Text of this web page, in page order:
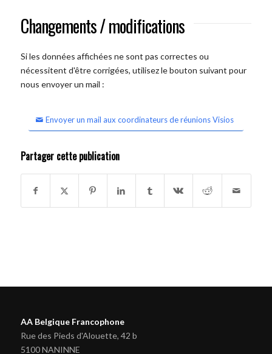
Changements / modifications
Si les données affichées ne sont pas correctes ou
nécessitent d'être corrigées, utilisez le bouton suivant pour
nous envoyer un mail :
Envoyer un mail aux coordinateurs de réunions Visios
Partager cette publication
AA Belgique Francophone
Rue des Pieds d'Alouette, 42 b
5100 NANINNE